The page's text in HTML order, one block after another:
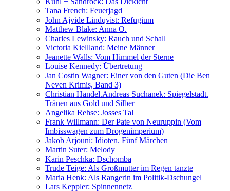
Tana French: Feuerjagd
John Ajvide Lindqvist: Refugium
Matthew Blake: Anna O.
Charles Lewinsky: Rauch und Schall
Victoria Kiellland: Meine Männer
Jeanette Walls: Vom Himmel der Sterne
Louise Kennedy: Übertretung
Jan Costin Wagner: Einer von den Guten (Die Ben
Neven Krimis, Band 3)
Christian Handel.Andreas Suchanek: Spiegelstadt.
Tränen aus Gold und Silber
Angelika Rehse: Josses Tal
Frank Willmann: Der Pate von Neuruppin (Vom
Imbisswagen zum Drogenimperium)
Jakob Arjouni: Idioten. Fünf Märchen
Martin Suter: Melody
Karin Peschka: Dschomba
Trude Teige: Als Großmutter im Regen tanzte
Maria Henk: Als Rangerin im Politik-Dschungel
Lars Keppler: Spinnennetz